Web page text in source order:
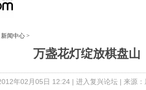
新闻中心 >
万盏花灯绽放棋盘山
年02月05日 12:24 | 进入复兴论坛| 来源